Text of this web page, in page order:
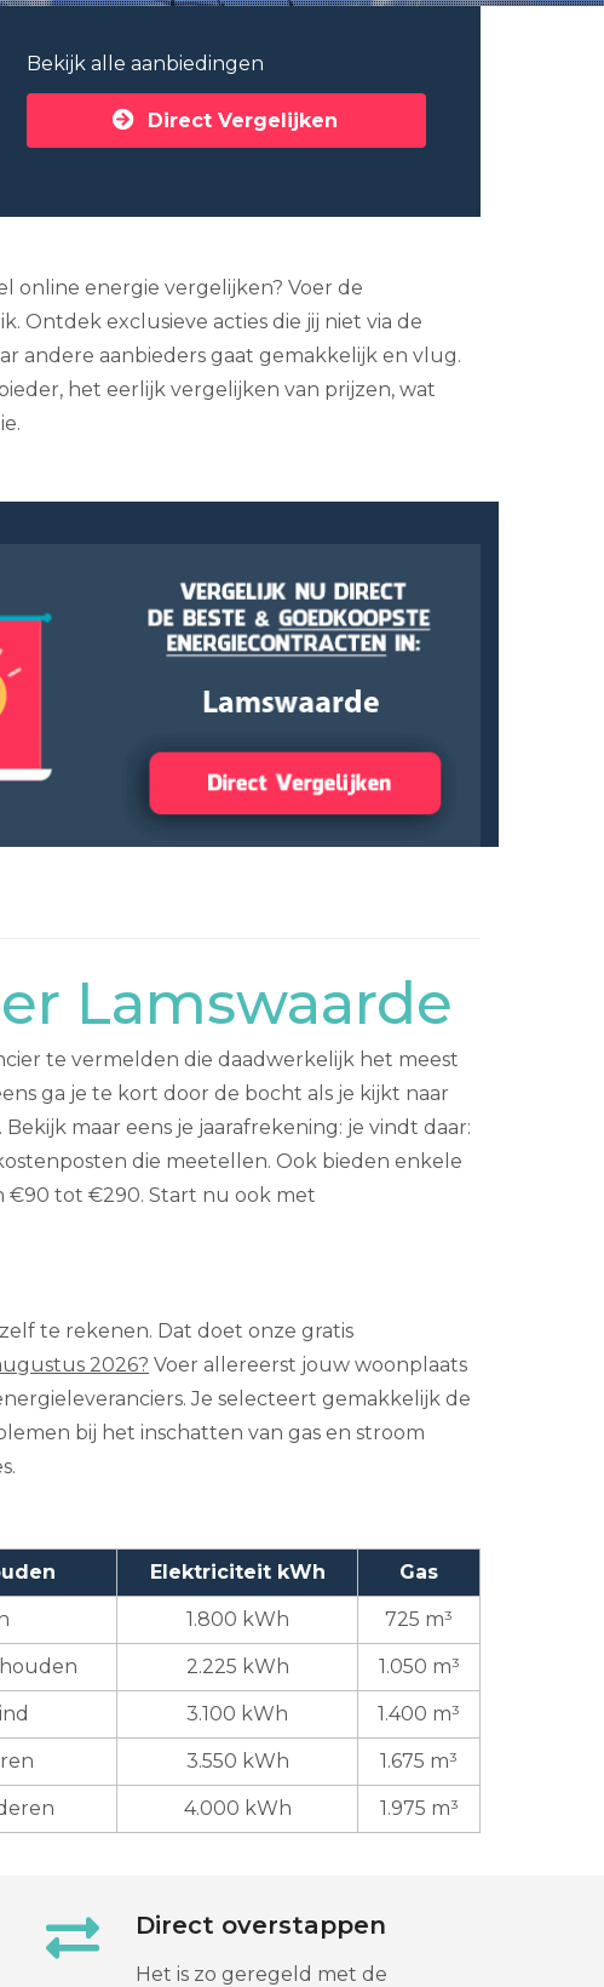
Bekijk alle aanbiedingen
Direct Vergelijken
online energie vergelijken? Voer de
Ontdek exclusieve acties die jij niet via de
andere aanbieders gaat gemakkelijk en vlug.
het eerlijk vergelijken van prijzen, wat
Lamswaarde
te vermelden die daadwerkelijk het meest
ga je te kort door de bocht als je kijkt naar
maar eens je jaarafrekening: je vindt daar:
die meetellen. Ook bieden enkele
€90 tot €290. Start nu ook met
te rekenen. Dat doet onze gratis
2026? Voer allereerst jouw woonplaats
Je selecteert gemakkelijk de
bij het inschatten van gas en stroom
Elektriciteit kWh Gas
1.800 kWh 725 m³
2.225 kWh 1.050 m³
3.100 kWh 1.400 m³
3.550 kWh 1.675 m³
4.000 kWh 1.975 m³
Direct overstappen
Het is zo geregeld met de